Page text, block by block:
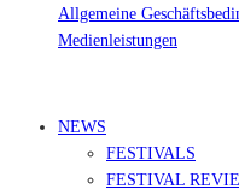
Allgemeine
Medienleistungen
NEWS
FESTIVALS
FESTIVAL